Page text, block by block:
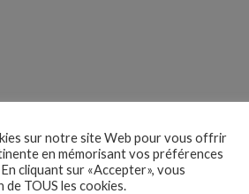
un pharmacien ou encore un
ci-dessous.
sur notre site Web pour vous offrir
en mémorisant vos préférences
cliquant sur «Accepter», vous
TOUS les cookies.